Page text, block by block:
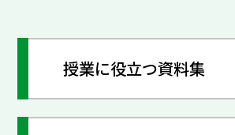
授業に役立つ資料集